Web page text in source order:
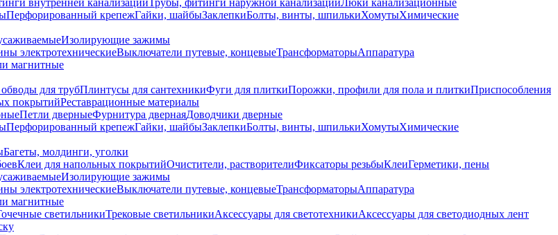
внутренней канализацииТрубы, фитинги наружной канализацииЛюки канализационные
Перфорированный крепежГайки, шайбыЗаклепкиБолты, винты, шпилькиХомутыХимические
Изолирующие зажимы
электротехническиеВыключатели путевые, концевыеТрансформаторыАппаратура
магнитные
для трубПлинтусы для сантехникиФуги для плиткиПорожки, профили для пола и плиткиПриспособления
покрытийРеставрационные материалы
Петли дверныеФурнитура двернаяДоводчики дверные
Перфорированный крепежГайки, шайбыЗаклепкиБолты, винты, шпилькиХомутыХимические
Багеты, молдинги, уголки
Клеи для напольных покрытийОчистители, растворителиФиксаторы резьбыКлеиГерметики, пены
Изолирующие зажимы
электротехническиеВыключатели путевые, концевыеТрансформаторыАппаратура
магнитные
светильникиТрековые светильникиАксессуары для светотехникиАксессуары для светодиодных лент